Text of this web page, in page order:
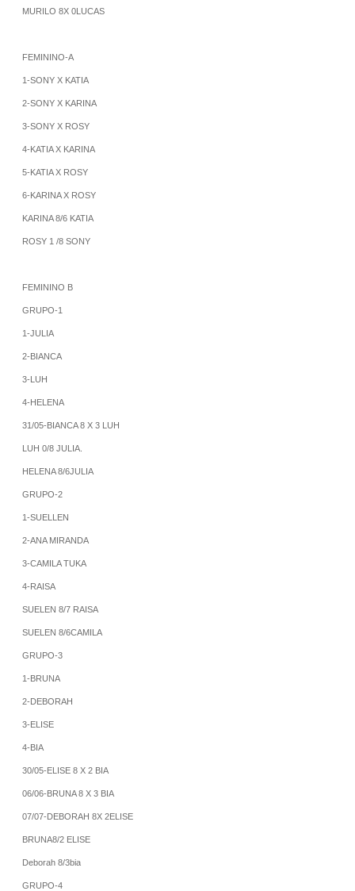
MURILO 8X 0LUCAS
FEMININO-A
1-SONY X KATIA
2-SONY X KARINA
3-SONY X ROSY
4-KATIA X KARINA
5-KATIA X ROSY
6-KARINA X ROSY
KARINA 8/6 KATIA
ROSY 1 /8 SONY
FEMININO B
GRUPO-1
1-JULIA
2-BIANCA
3-LUH
4-HELENA
31/05-BIANCA 8 X 3 LUH
LUH 0/8 JULIA.
HELENA 8/6JULIA
GRUPO-2
1-SUELLEN
2-ANA MIRANDA
3-CAMILA TUKA
4-RAISA
SUELEN 8/7 RAISA
SUELEN 8/6CAMILA
GRUPO-3
1-BRUNA
2-DEBORAH
3-ELISE
4-BIA
30/05-ELISE 8 X 2 BIA
06/06-BRUNA 8 X 3 BIA
07/07-DEBORAH 8X 2ELISE
BRUNA8/2 ELISE
Deborah 8/3bia
GRUPO-4